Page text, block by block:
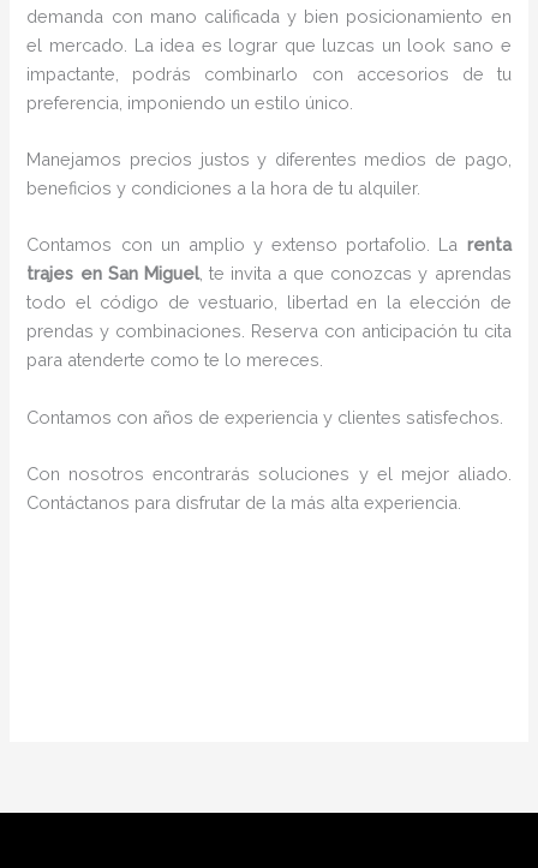
demanda con mano calificada y bien posicionamiento en
el mercado. La idea es lograr que luzcas un look sano e
impactante, podrás combinarlo con accesorios de tu
preferencia, imponiendo un estilo único.
Manejamos precios justos y diferentes medios de pago,
beneficios y condiciones a la hora de tu alquiler.
Contamos con un amplio y extenso portafolio. La renta
trajes en San Miguel, te invita a que conozcas y aprendas
todo el código de vestuario, libertad en la elección de
prendas y combinaciones. Reserva con anticipación tu cita
para atenderte como te lo mereces.
Contamos con años de experiencia y clientes satisfechos.
Con nosotros encontrarás soluciones y el mejor aliado.
Contáctanos para disfrutar de la más alta experiencia.